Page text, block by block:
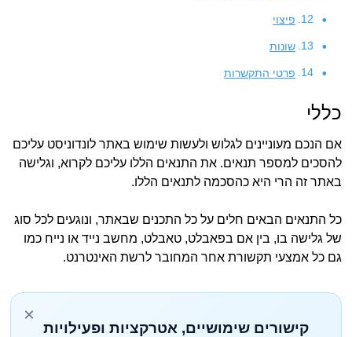
פיצוי
שונות
פרטי התקשרות
כללי
אם הנכם מעוניינים לגלוש ולעשות שימוש באתר לונדוניסט עליכם
להסכים למספר תנאים. את התנאים הללו עליכם לקרוא, וגלישה
באתר זה הרי היא כהסכמה לתנאים הללו.
כל התנאים הבאים חלים על כל התכנים שבאתר, ונוגעים לכל סוג
של גלישה בו, בין אם בפאבלט, טאבלט, מחשב נייד או נייח כמו
גם כל אמצעי תקשורת אחר המחובר לרשת האינטרנט.
×
קישורים שימושיים, אטרקציות ופעילויות